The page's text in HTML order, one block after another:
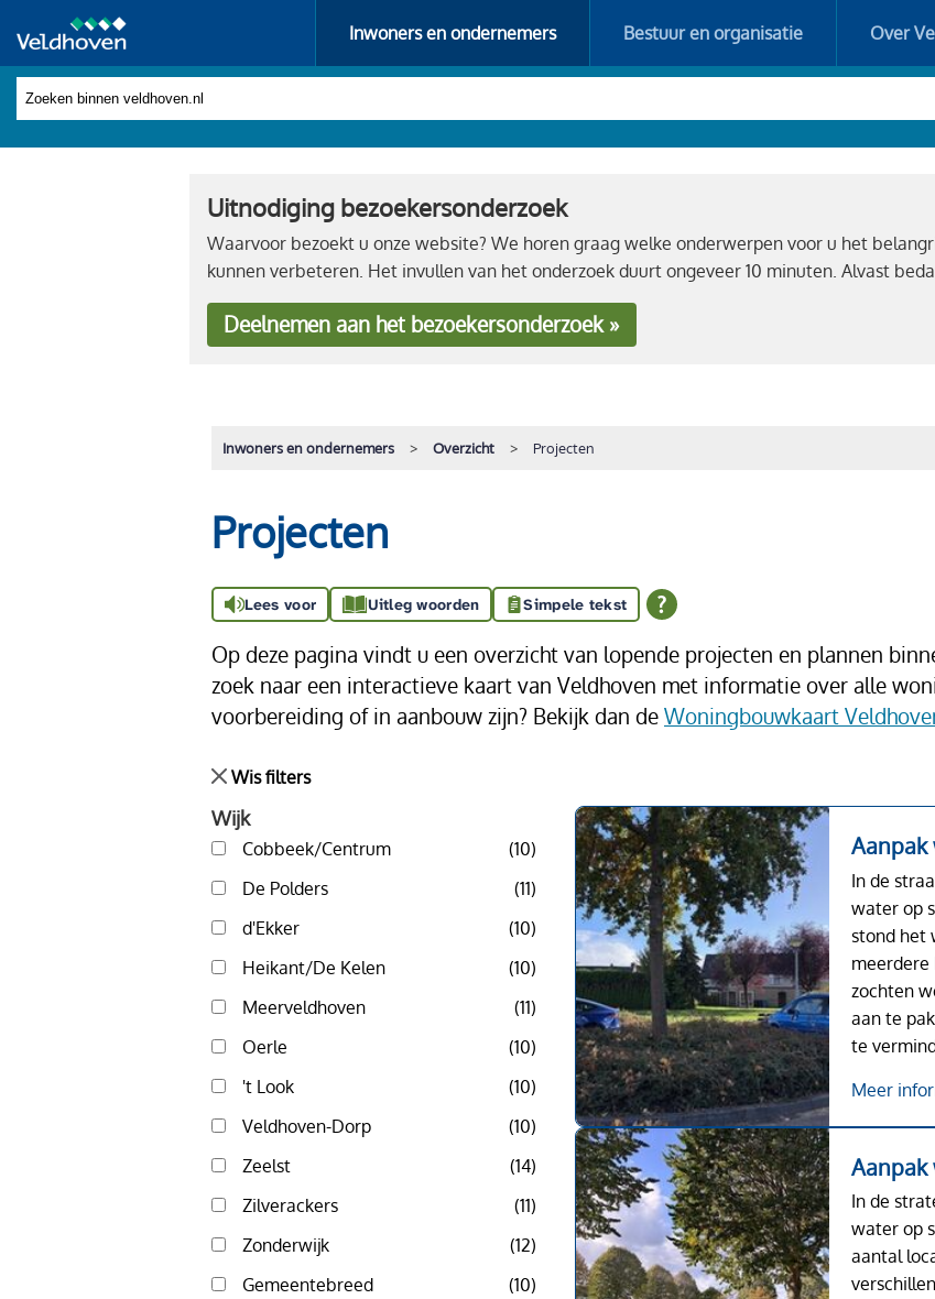
Inwoners en ondernemers Bestuur en organisatie Over
Uitnodiging bezoekersonderzoek
Waarvoor bezoekt u onze website? We horen graag welke onderwerpen voor u het
kunnen verbeteren. Het invullen van het onderzoek duurt ongeveer 10 minuten. Alvast
Deelnemen aan het bezoekersonderzoek »
Inwoners en ondernemers Overzicht Projecten
Projecten
Lees voor Uitleg woorden Simpele tekst
Op deze pagina vindt u een overzicht van lopende projecten en plannen
zoek naar een interactieve kaart van Veldhoven met informatie over alle
voorbereiding of in aanbouw zijn? Bekijk dan de Woningbouwkaart
Wis filters
Wijk
Cobbeek/Centrum
(10)
De Polders
(11)
d'Ekker
(10)
Heikant/De Kelen
(10)
Meerveldhoven
(11)
Oerle
(10)
't Look
(10)
Veldhoven-Dorp
(10)
Zeelst
(14)
Zilverackers
(11)
Zonderwijk
(12)
Gemeentebreed
(10)
In de
water op
stond het
meerdere
zochten
aan te
te
Meer
Aanpak
In de
water op
aantal